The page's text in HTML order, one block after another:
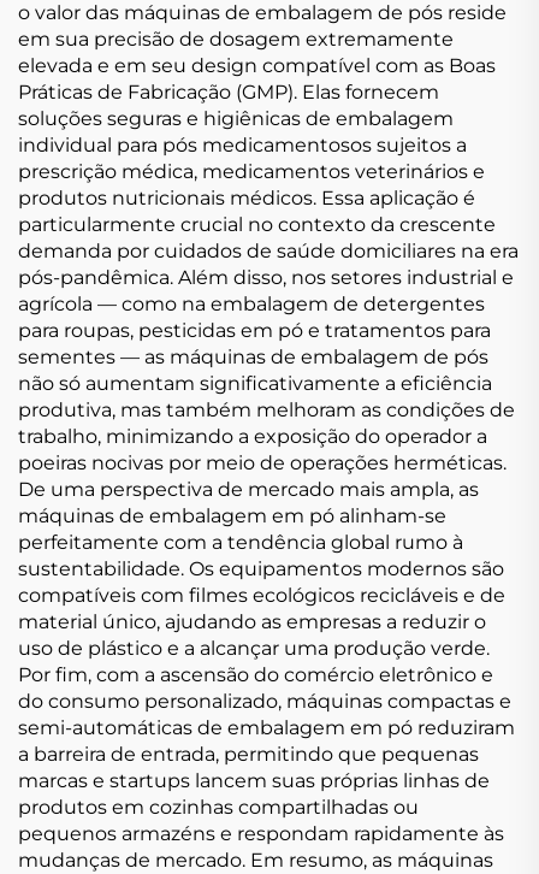
o valor das máquinas de embalagem de pós reside
em sua precisão de dosagem extremamente
elevada e em seu design compatível com as Boas
Práticas de Fabricação (GMP). Elas fornecem
soluções seguras e higiênicas de embalagem
individual para pós medicamentosos sujeitos a
prescrição médica, medicamentos veterinários e
produtos nutricionais médicos. Essa aplicação é
particularmente crucial no contexto da crescente
demanda por cuidados de saúde domiciliares na era
pós-pandêmica. Além disso, nos setores industrial e
agrícola — como na embalagem de detergentes
para roupas, pesticidas em pó e tratamentos para
sementes — as máquinas de embalagem de pós
não só aumentam significativamente a eficiência
produtiva, mas também melhoram as condições de
trabalho, minimizando a exposição do operador a
poeiras nocivas por meio de operações herméticas.
De uma perspectiva de mercado mais ampla, as
máquinas de embalagem em pó alinham-se
perfeitamente com a tendência global rumo à
sustentabilidade. Os equipamentos modernos são
compatíveis com filmes ecológicos recicláveis e de
material único, ajudando as empresas a reduzir o
uso de plástico e a alcançar uma produção verde.
Por fim, com a ascensão do comércio eletrônico e
do consumo personalizado, máquinas compactas e
semi-automáticas de embalagem em pó reduziram
a barreira de entrada, permitindo que pequenas
marcas e startups lancem suas próprias linhas de
produtos em cozinhas compartilhadas ou
pequenos armazéns e respondam rapidamente às
mudanças de mercado. Em resumo, as máquinas